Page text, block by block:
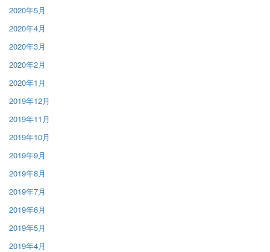
2020年5月
2020年4月
2020年3月
2020年2月
2020年1月
2019年12月
2019年11月
2019年10月
2019年9月
2019年8月
2019年7月
2019年6月
2019年5月
2019年4月